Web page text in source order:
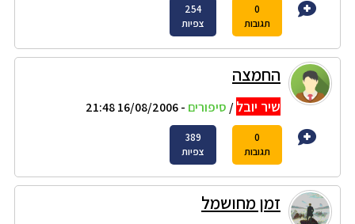
0
תגובות
254
צפיות
החמצה
שיר יובל/ סיפורים - 16/08/2006 21:48
0
תגובות
389
צפיות
זמן מחושמל